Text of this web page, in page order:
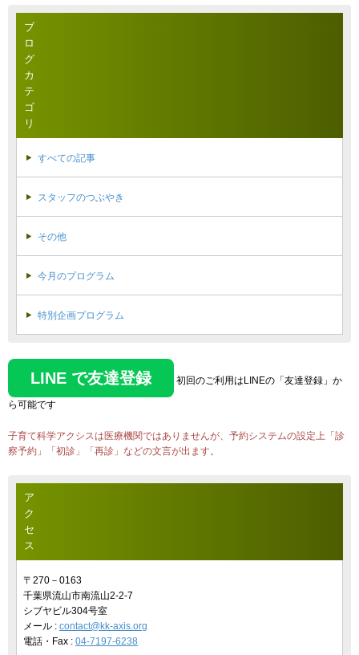
ブ
ロ
グ
カ
テ
ゴ
リ
すべての記事
スタッフのつぶやき
その他
今月のプログラム
特別企画プログラム
LINE で友達登録 初回のご利用はLINEの「友達登録」か
ら可能です
子育て科学アクシスは医療機関ではありませんが、予約システムの設定上「診
察予約」「初診」「再診」などの文言が出ます。
ア
ク
セ
ス
〒270－0163
千葉県流山市南流山2-2-7
シブヤビル304号室
メール : contact@kk-axis.org
電話・Fax : 04-7197-6238